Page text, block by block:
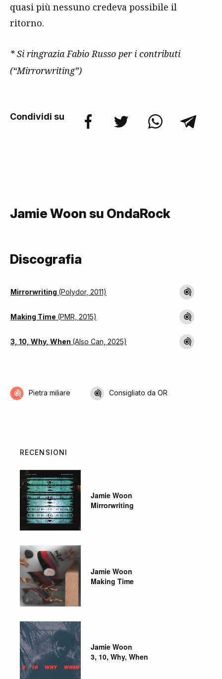
quasi più nessuno credeva possibile il
ritorno.
* Si ringrazia Fabio Russo per i contributi
(“Mirrorwriting”)
Condividi su
Jamie Woon su OndaRock
Discografia
Mirrorwriting (Polydor, 2011)
Making Time (PMR, 2015)
3, 10, Why, When (Also Can, 2025)
Pietra miliare Consigliato da OR
RECENSIONI
Jamie Woon
Mirrorwriting
Jamie Woon
Making Time
Jamie Woon
3, 10, Why, When